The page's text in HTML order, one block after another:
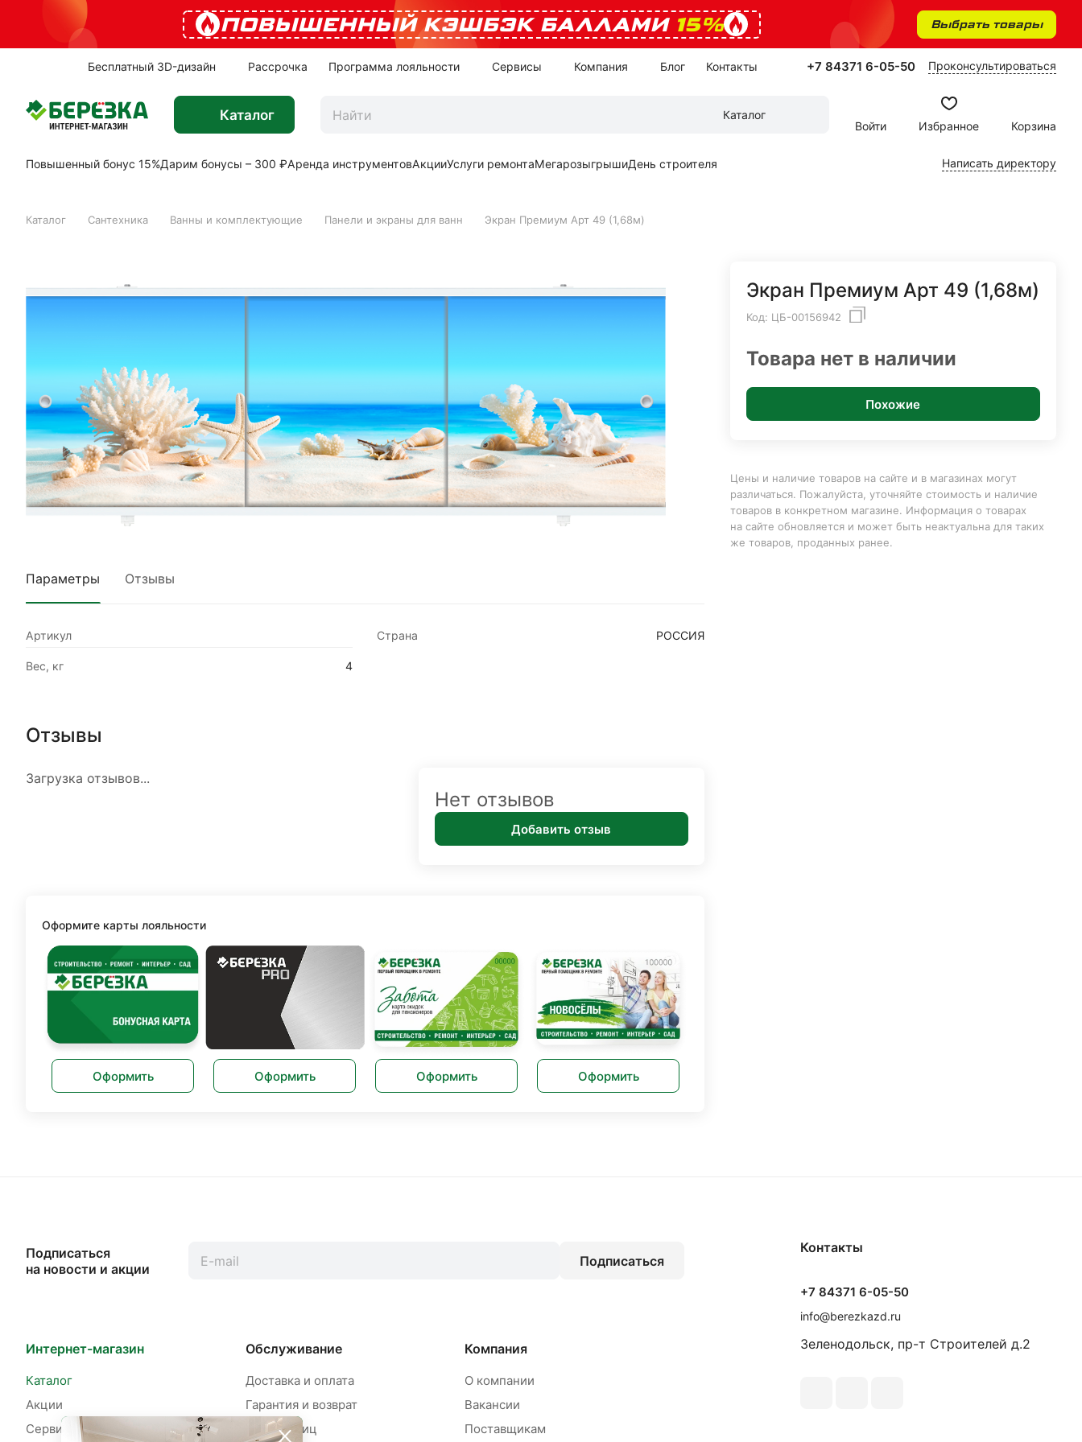
ПОВЫШЕННЫЙ КЭШБЭК БАЛЛАМИ 15% Выбрать товары
Бесплатный 3D-дизайн Рассрочка Программа лояльности Сервисы Компания Блог Контакты +7 84371 6-05-50 Проконсультироваться
Каталог
Каталог
Войти
Избранное Корзина
Повышенный бонус 15%Дарим бонусы – 300 ₽Аренда инструментовАкцииУслуги ремонтаМегарозыгрышиДень строителя Написать директору
Каталог Сантехника Ванны и комплектующие Панели и экраны для ванн Экран Премиум Арт 49 (1,68м)
Параметры Отзывы
Артикул Страна РОССИЯ
Вес, кг 4
Отзывы
Загрузка отзывов...
Нет отзывов
Добавить отзыв
Оформите карты лояльности
Оформить Оформить Оформить Оформить
Экран Премиум Арт 49 (1,68м)
Код: ЦБ-00156942
Товара нет в наличии
Похожие
Цены и наличие товаров на сайте и в магазинах могут
различаться. Пожалуйста, уточняйте стоимость и наличие
товаров в конкретном магазине. Информация о товарах
на сайте обновляется и может быть неактуальна для таких
же товаров, проданных ранее.
Подписаться
на новости и акции
Подписаться
Интернет-магазин
Каталог
Акции
Сервисы
Обслуживание
Доставка и оплата
Гарантия и возврат
Для юр. лиц
Компания
О компании
Вакансии
Поставщикам
Контакты
+7 84371 6-05-50
info@berezkazd.ru
Зеленодольск, пр-т Строителей д.2